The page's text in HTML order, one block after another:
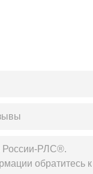
России-РЛС®.
обратитесь к